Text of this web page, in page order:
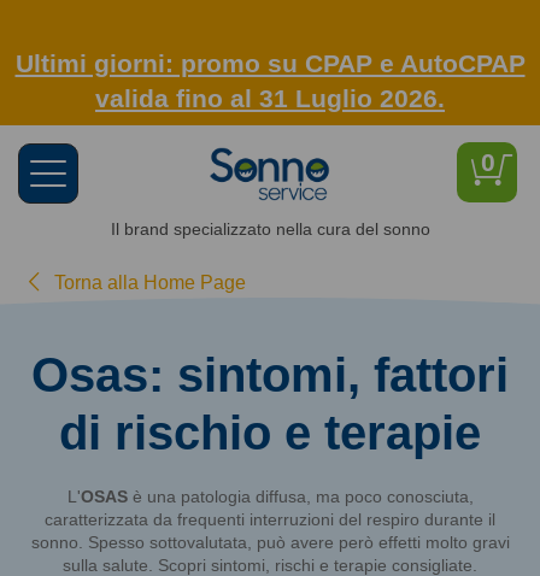
Ultimi giorni: promo su CPAP e AutoCPAP
valida fino al 31 Luglio 2026.
0
Toggle
navigation
Il brand specializzato nella cura del sonno
Torna alla Home Page
Osas: sintomi, fattori
di rischio e terapie
L'OSASè una patologia diffusa, ma poco conosciuta,
caratterizzata da frequenti interruzioni del respiro durante il
sonno. Spesso sottovalutata, può avere però effetti molto gravi
sulla salute. Scopri sintomi, rischi e terapie consigliate.